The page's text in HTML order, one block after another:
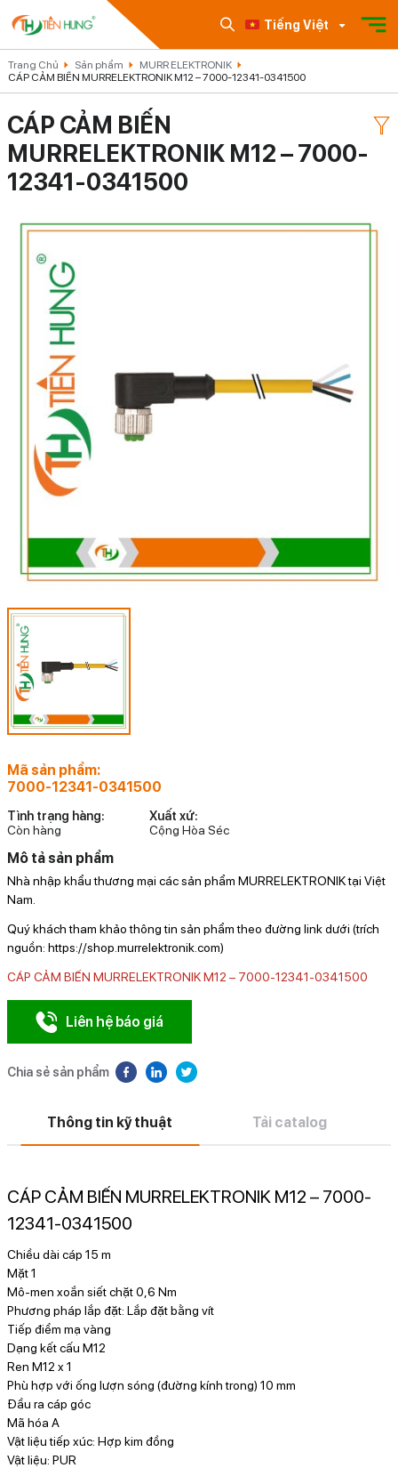
Tiếng Việt
Trang Chủ Sản phẩm
MURR ELEKTRONIK
CÁP CẢM BIẾN MURRELEKTRONIK M12 – 7000-12341-0341500
CÁP CẢM BIẾN
MURRELEKTRONIK M12 – 7000-
12341-0341500
Mã sản phẩm:
7000-12341-0341500
Tình trạng hàng:
Còn hàng
Xuất xứ:
Cộng Hòa Séc
Mô tả sản phẩm
Nhà nhập khẩu thương mại các sản phẩm MURRELEKTRONIK tại Việt
Nam.
Quý khách tham khảo thông tin sản phẩm theo đường link dưới (trích
nguồn: https://shop.murrelektronik.com)
CÁP CẢM BIẾN MURRELEKTRONIK M12 – 7000-12341-0341500
Liên hệ báo giá
Chia sẻ sản phẩm
Thông tin kỹ thuật Tải catalog
CÁP CẢM BIẾN MURRELEKTRONIK M12 – 7000-
12341-0341500
Chiều dài cáp 15 m
Mặt 1
Mô-men xoắn siết chặt 0,6 Nm
Phương pháp lắp đặt: Lắp đặt bằng vít
Tiếp điểm mạ vàng
Dạng kết cấu M12
Ren M12 x 1
Phù hợp với ống lượn sóng (đường kính trong) 10 mm
Đầu ra cáp góc
Mã hóa A
Vật liệu tiếp xúc: Hợp kim đồng
Vật liệu: PUR